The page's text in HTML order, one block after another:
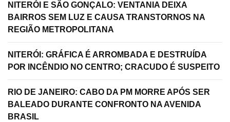
NITERÓI E SÃO GONÇALO: VENTANIA DEIXA
BAIRROS SEM LUZ E CAUSA TRANSTORNOS NA
REGIÃO METROPOLITANA
NITERÓI: GRÁFICA É ARROMBADA E DESTRUÍDA
POR INCÊNDIO NO CENTRO; CRACUDO É SUSPEITO
RIO DE JANEIRO: CABO DA PM MORRE APÓS SER
BALEADO DURANTE CONFRONTO NA AVENIDA
BRASIL